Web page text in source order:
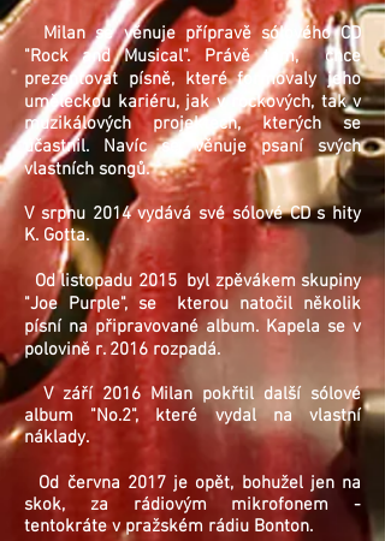
Milan se věnuje přípravě sólového CD
"Rock and Musical". Právě tam, chce
prezentovat písně, které formovaly jeho
uměleckou kariéru, jak v rockových, tak v
muzikálových projektech, kterých se
účastnil. Navíc se věnuje psaní svých
vlastních songů.
V srpnu 2014 vydává své sólové CD s hity
K. Gotta.
Od listopadu 2015 byl zpěvákem skupiny
"Joe Purple", se kterou natočil několik
písní na připravované album. Kapela se v
polovině r. 2016 rozpadá.
V září 2016 Milan pokřtil další sólové
album "No.2", které vydal na vlastní
náklady.
Od června 2017 je opět, bohužel jen na
skok, za rádiovým mikrofonem -
tentokráte v pražském rádiu Bonton.